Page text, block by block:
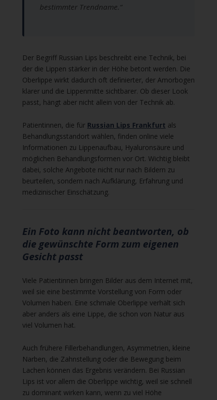
bestimmter Trendname.“
Der Begriff Russian Lips beschreibt eine Technik, bei
der die Lippen stärker in der Höhe betont werden. Die
Oberlippe wirkt dadurch oft definierter, der Amorbogen
klarer und die Lippenmitte sichtbarer. Ob dieser Look
passt, hängt aber nicht allein von der Technik ab.
Patientinnen, die für Russian Lips Frankfurt als
Behandlungsstandort wählen, finden online viele
Informationen zu Lippenaufbau, Hyaluronsäure und
möglichen Behandlungsformen vor Ort. Wichtig bleibt
dabei, solche Angebote nicht nur nach Bildern zu
beurteilen, sondern nach Aufklärung, Erfahrung und
medizinischer Einschätzung.
Ein Foto kann nicht beantworten, ob
die gewünschte Form zum eigenen
Gesicht passt
Viele Patientinnen bringen Bilder aus dem Internet mit,
weil sie eine bestimmte Vorstellung von Form oder
Volumen haben. Eine schmale Oberlippe verhält sich
aber anders als eine Lippe, die schon von Natur aus
viel Volumen hat.
Auch frühere Fillerbehandlungen, Asymmetrien, kleine
Narben, die Zahnstellung oder die Bewegung beim
Lachen können das Ergebnis verändern. Bei Russian
Lips ist vor allem die Oberlippe wichtig, weil sie schnell
zu dominant wirken kann, wenn zu viel Höhe